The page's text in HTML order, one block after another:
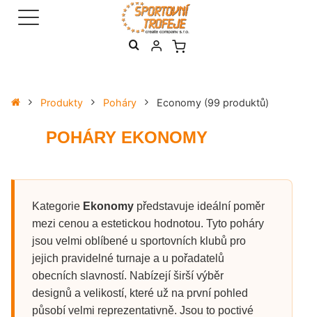
Produkty Poháry Economy (99 produktů)
POHÁRY EKONOMY
Kategorie Ekonomy představuje ideální poměr
mezi cenou a estetickou hodnotou. Tyto poháry
jsou velmi oblíbené u sportovních klubů pro
jejich pravidelné turnaje a u pořadatelů
obecních slavností. Nabízejí širší výběr
designů a velikostí, které už na první pohled
působí velmi reprezentativně. Jsou to poctivé